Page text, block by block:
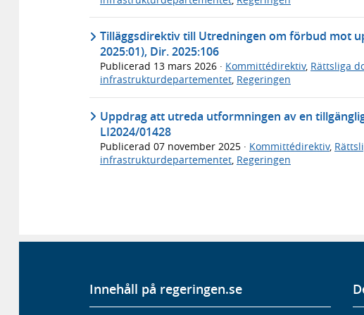
Tilläggsdirektiv till Utredningen om förbud mot
2025:01), Dir. 2025:106
Publicerad 13 mars 2026 · Kommittédirektiv, Rättsliga
infrastrukturdepartementet, Regeringen
Uppdrag att utreda utformningen av en
LI2024/01428
Publicerad 07 november 2025 · Kommittédirektiv,
infrastrukturdepartementet, Regeringen
Innehåll på regeringen.se